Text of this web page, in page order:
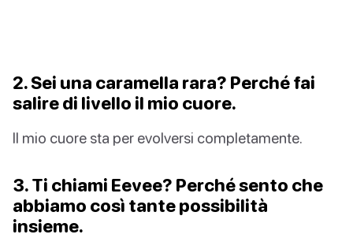
2. Sei una caramella rara? Perché fai
salire di livello il mio cuore.
Il mio cuore sta per evolversi completamente.
3. Ti chiami Eevee? Perché sento che
abbiamo così tante possibilità
insieme.